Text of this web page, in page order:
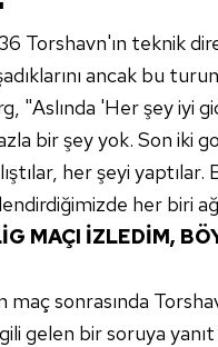
Torshavn'ın teknik
ancak bu
"Aslında 'Her şey iyi
bir şey yok. Son iki
her şeyi
her biri
MAÇI İZLEDİM,
sonrasında
gelen bir soruya